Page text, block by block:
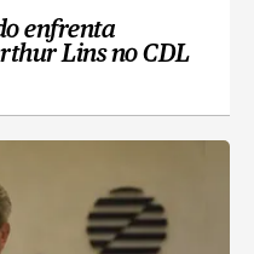
enfrenta
Lins no CDL